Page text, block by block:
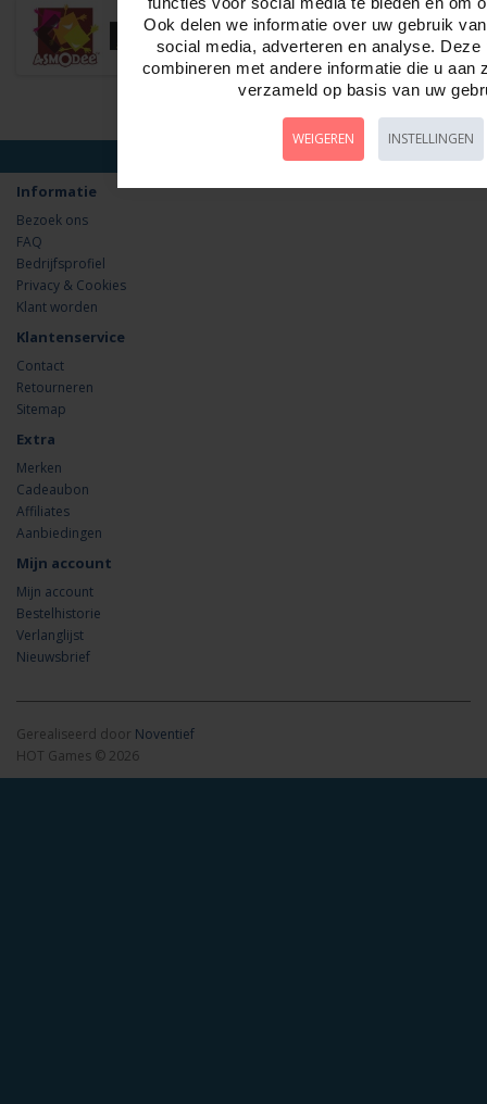
Informatie
Bezoek ons
FAQ
Bedrijfsprofiel
Privacy & Cookies
Klant worden
Klantenservice
Contact
Retourneren
Sitemap
Extra
Merken
Cadeaubon
Affiliates
Aanbiedingen
Mijn account
Mijn account
Bestelhistorie
Verlanglijst
Nieuwsbrief
Gerealiseerd door Noventief
HOT Games © 2026
Ook delen we informatie over uw gebruik
social media, adverteren en analyse.
combineren met andere informatie die u aan
verzameld op basis van uw
WEIGEREN INSTELLINGEN